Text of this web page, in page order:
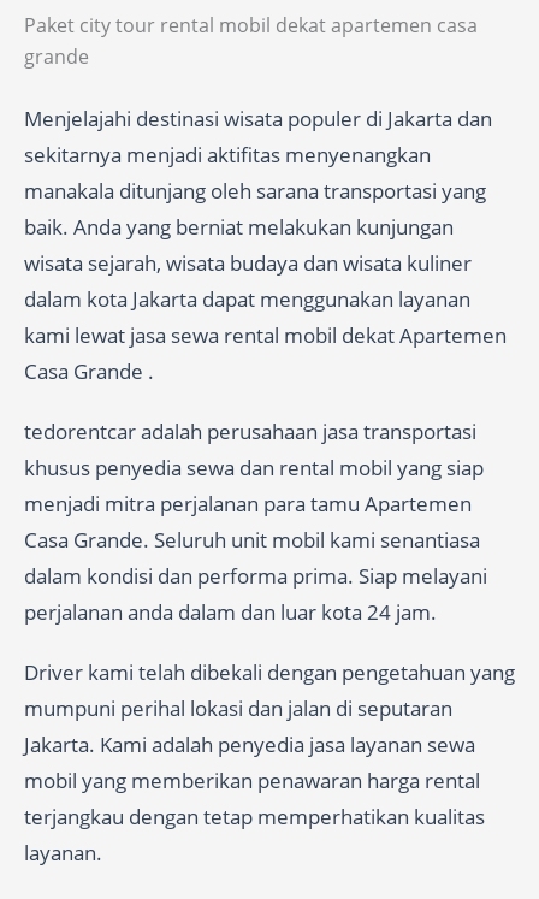
Paket city tour rental mobil dekat apartemen casa
grande
Menjelajahi destinasi wisata populer di Jakarta dan
sekitarnya menjadi aktifitas menyenangkan
manakala ditunjang oleh sarana transportasi yang
baik. Anda yang berniat melakukan kunjungan
wisata sejarah, wisata budaya dan wisata kuliner
dalam kota Jakarta dapat menggunakan layanan
kami lewat jasa sewa rental mobil dekat Apartemen
Casa Grande .
tedorentcar adalah perusahaan jasa transportasi
khusus penyedia sewa dan rental mobil yang siap
menjadi mitra perjalanan para tamu Apartemen
Casa Grande. Seluruh unit mobil kami senantiasa
dalam kondisi dan performa prima. Siap melayani
perjalanan anda dalam dan luar kota 24 jam.
Driver kami telah dibekali dengan pengetahuan yang
mumpuni perihal lokasi dan jalan di seputaran
Jakarta. Kami adalah penyedia jasa layanan sewa
mobil yang memberikan penawaran harga rental
terjangkau dengan tetap memperhatikan kualitas
layanan.